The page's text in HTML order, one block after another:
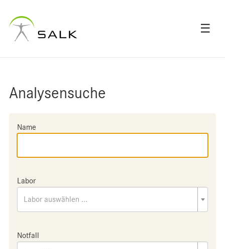
☰
Analysensuche
Name
Labor
Labor auswählen ...
Notfall